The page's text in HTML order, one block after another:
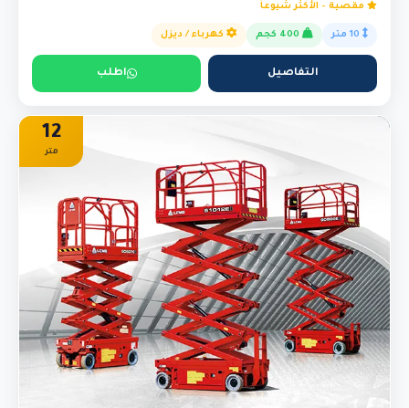
مقصية - الأكثر شيوعاً
كهرباء / ديزل
التفاصيل اطلب
12
متر